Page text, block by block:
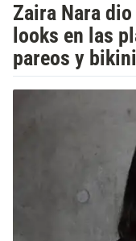
Zaira Nara
looks en las
pareos y